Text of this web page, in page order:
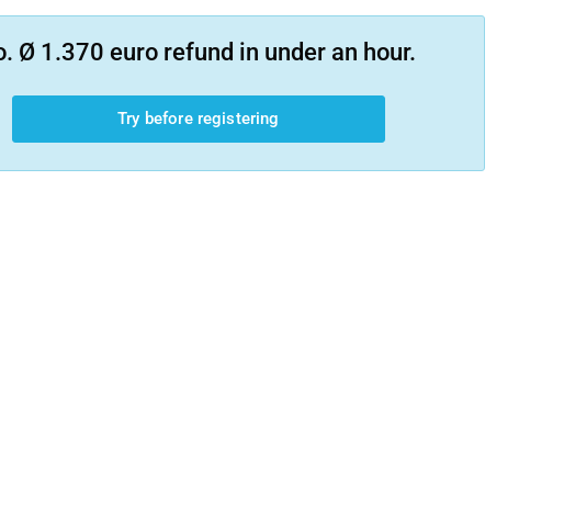
Ø 1.370 euro refund in under an hour.
Try before registering